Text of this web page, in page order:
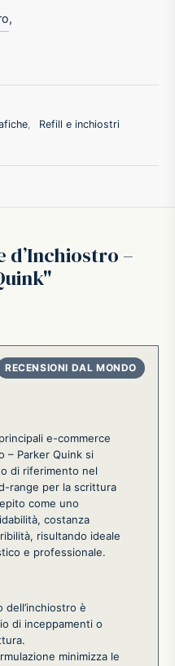
,
,
Refill e inchiostri
d’Inchiostro –
e-commerce
– Parker Quink si
di riferimento nel
range per la scrittura
come uno
costanza
risultando ideale
e professionale.
è
di inceppamenti o
minimizza le